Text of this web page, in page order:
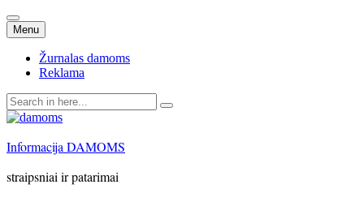
Menu Skip
to
content
Žurnalas damoms
Reklama
Search
for:
Informacija DAMOMS
straipsniai ir patarimai